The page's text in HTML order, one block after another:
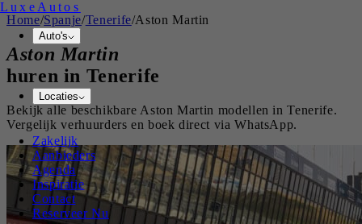
Luxe Autos
Auto's
Locaties
Zakelijk
Aanbieders
Agenda
Inspiratie
Contact
Reserveer Nu
Home/Spanje/Tenerife/Aston Martin
Aston Martin
huren in Tenerife
Bekijk alle beschikbare Aston Martin modellen inTenerife.
Vergelijk verhuurders en boek direct via WhatsApp.